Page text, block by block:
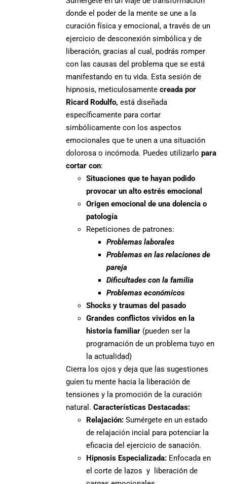
donde el poder de la mente se une a la
curación física y emocional, a través de un
ejercicio de desconexión simbólica y de
liberación, gracias al cual, podrás romper
con las causas del problema que se está
manifestando en tu vida. Esta sesión de
hipnosis, meticulosamentecreada por
Ricard Rodulfo, está diseñada
específicamente para cortar
simbólicamente con los aspectos
emocionales que te unen a una situación
dolorosa o incómoda. Puedes utilizarlopara
cortar con:
Situaciones que te hayan podido
provocar un alto estrés emocional
Origen emocional de una dolencia o
patología
Repeticiones de patrones:
Problemas laborales
Problemas en las relaciones de
pareja
Dificultades con la familia
Problemas económicos
Shocks y traumas del pasado
Grandes conflictos vividos en la
historia familiar (pueden ser la
programación de un problema tuyo en
la actualidad)
Cierra los ojos y deja que las sugestiones
guíen tu mente hacia la liberación de
tensiones y la promoción de la curación
natural.Características Destacadas:
Relajación: Sumérgete en un estado
de relajación incial para potenciar la
eficacia del ejercicio de sanación.
Hipnosis Especializada: Enfocada en
el corte de lazos y liberación de